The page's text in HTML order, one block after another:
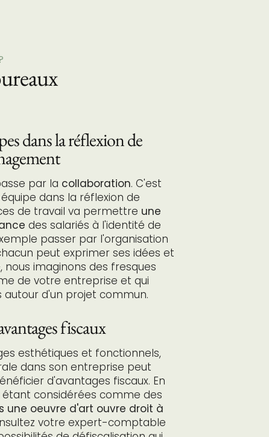
dans la réflexion de
par la collaboration. C'est
dans la réflexion de
de travail va permettre une
des salariés à l'identité de
passer par l'organisation
peut exprimer ses idées et
nous imaginons des fresques
de votre entreprise et qui
d'un projet commun.
fiscaux
esthétiques et fonctionnels,
dans son entreprise peut
d'avantages fiscaux. En
considérées comme des
une oeuvre d'art ouvre droit à
votre expert-comptable